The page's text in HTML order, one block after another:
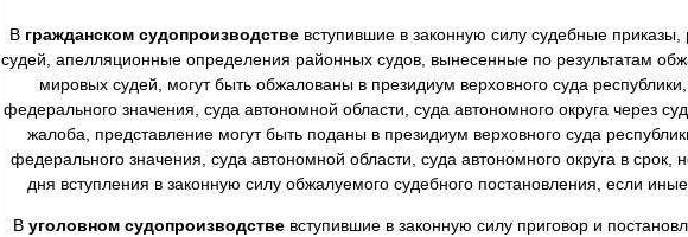
В гражданском судопроизводствевступившие в законную силу судебные
судей, апелляционные определения районных судов, вынесенные по результатам
мировых судей, могут быть обжалованы в президиум верховного суда
федерального значения, суда автономной области, суда автономного округа через
жалоба, представление могут быть поданы в президиум верховного суда
федерального значения, суда автономной области, суда автономного округа в
дня вступления в законную силу обжалуемого судебного постановления, если
В уголовном судопроизводстве вступившие в законную силу приговор и